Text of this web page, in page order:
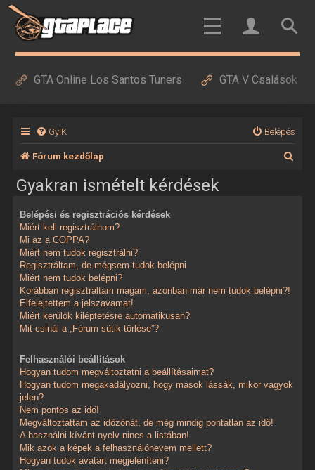
GTA Online Los Santos Tuners GTA V Csalások
GyIK Belépés
Fórum kezdőlap
Gyakran ismételt kérdések
Belépési és regisztrációs kérdések
Miért kell regisztrálnom?
Mi az a COPPA?
Miért nem tudok regisztrálni?
Regisztráltam, de mégsem tudok belépni
Miért nem tudok belépni?
Korábban regisztráltam magam, azonban már nem tudok belépni?!
Elfelejtettem a jelszavamat!
Miért kerülök kiléptetésre automatikusan?
Mit csinál a „Fórum sütik törlése”?
Felhasználói beállítások
Hogyan tudom megváltoztatni a beállításaimat?
Hogyan tudom megakadályozni, hogy mások lássák, mikor vagyok
jelen?
Nem pontos az idő!
Megváltoztattam az időzónát, de még mindig pontatlan az idő!
A használni kívánt nyelv nincs a listában!
Mik azok a képek a felhasználónevem mellett?
Hogyan tudok avatart megjeleníteni?